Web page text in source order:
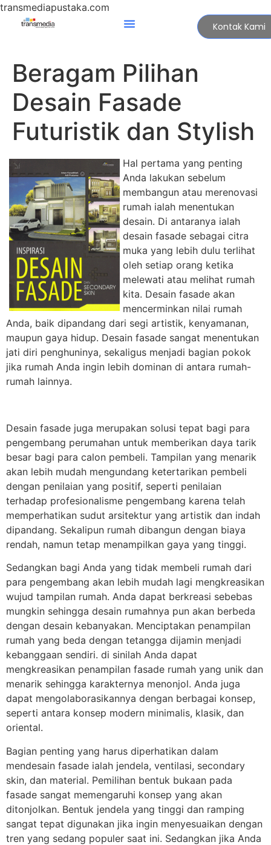
transmediapustaka.com
Kontak Kami
Beragam Pilihan
Desain Fasade
Futuristik dan Stylish
Hal pertama yang penting
Anda lakukan sebelum
membangun atau merenovasi
rumah ialah menentukan
desain. Di antaranya ialah
desain fasade sebagai citra
muka yang lebih dulu terlihat
oleh setiap orang ketika
melewati atau melihat rumah
kita. Desain fasade akan
mencerminkan nilai rumah
Anda, baik dipandang dari segi artistik, kenyamanan,
maupun gaya hidup. Desain fasade sangat menentukan
jati diri penghuninya, sekaligus menjadi bagian pokok
jika rumah Anda ingin lebih dominan di antara rumah-
rumah lainnya.
Desain fasade juga merupakan solusi tepat bagi para
pengembang perumahan untuk memberikan daya tarik
besar bagi para calon pembeli. Tampilan yang menarik
akan lebih mudah mengundang ketertarikan pembeli
dengan penilaian yang positif, seperti penilaian
terhadap profesionalisme pengembang karena telah
memperhatikan sudut arsitektur yang artistik dan indah
dipandang. Sekalipun rumah dibangun dengan biaya
rendah, namun tetap menampilkan gaya yang tinggi.
Sedangkan bagi Anda yang tidak membeli rumah dari
para pengembang akan lebih mudah lagi mengkreasikan
wujud tampilan rumah. Anda dapat berkreasi sebebas
mungkin sehingga desain rumahnya pun akan berbeda
dengan desain kebanyakan. Menciptakan penampilan
rumah yang beda dengan tetangga dijamin menjadi
kebanggaan sendiri. di sinilah Anda dapat
mengkreasikan penampilan fasade rumah yang unik dan
menarik sehingga karakternya menonjol. Anda juga
dapat mengolaborasikannya dengan berbagai konsep,
seperti antara konsep modern minimalis, klasik, dan
oriental.
Bagian penting yang harus diperhatikan dalam
mendesain fasade ialah jendela, ventilasi, secondary
skin, dan material. Pemilihan bentuk bukaan pada
fasade sangat memengaruhi konsep yang akan
ditonjolkan. Bentuk jendela yang tinggi dan ramping
sangat tepat digunakan jika ingin menyesuaikan dengan
tren yang sedang populer saat ini. Sedangkan jika Anda